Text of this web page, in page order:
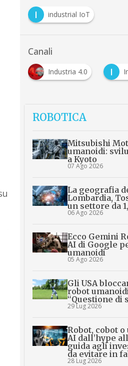
I
industrial IoT
Canali
Industria 4.0 I
ROBOTICA
Mitsubishi
umanoidi:
a Kyoto
07 Ago 2026
La geografia
Lombardia,
un settore da
06 Ago 2026
Ecco Gemini
AI di Google
umanoidi
05 Ago 2026
Gli USA
robot
“Questione di
29 Lug 2026
Robot, cobot o
AI dall’hype
guida agli
da evitare in
28 Lug 2026